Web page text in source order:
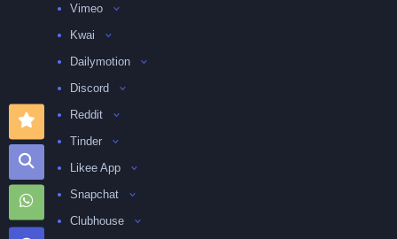
Vimeo
Kwai
Dailymotion
Discord
Reddit
Tinder
Likee App
Snapchat
Clubhouse